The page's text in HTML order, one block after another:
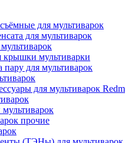
для мультиварок
для мультиварок
мультиварки
для мультиварок
для мультиварок
прочие